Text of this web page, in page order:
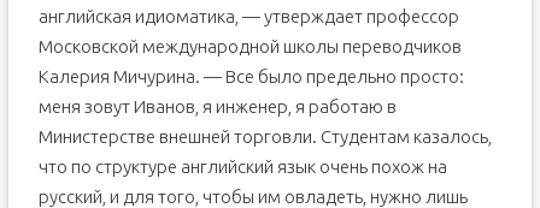
английская идиоматика, — утверждает профессор
Московской международной школы переводчиков
Калерия Мичурина. — Все было предельно просто:
меня зовут Иванов, я инженер, я работаю в
Министерстве внешней торговли. Студентам казалось,
что по структуре английский язык очень похож на
русский, и для того, чтобы им овладеть, нужно лишь